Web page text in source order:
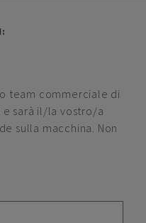
team commerciale di
e sarà il/la vostro/a
sulla macchina. Non